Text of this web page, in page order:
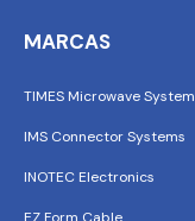
MARCAS
TIMES Microwave System
IMS Connector Systems
INOTEC Electronics